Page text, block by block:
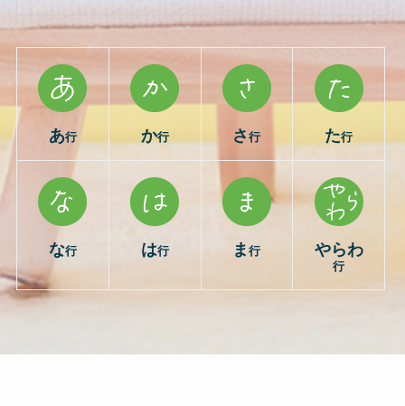
あ行 か行 さ行 た行
な行 は行 ま行 やらわ
行